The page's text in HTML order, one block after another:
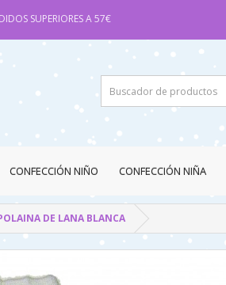
SUPERIORES A 57€
CONFECCIÓN NIÑO CONFECCIÓN NIÑA
DE LANA BLANCA